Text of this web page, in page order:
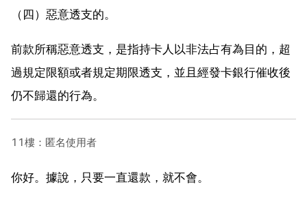
（四）惡意透支的。
前款所稱惡意透支，是指持卡人以非法占有為目的，超
過規定限額或者規定期限透支，並且經發卡銀行催收後
仍不歸還的行為。
11樓：匿名使用者
你好。據說，只要一直還款，就不會。